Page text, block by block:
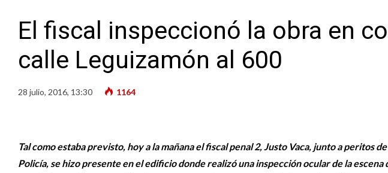
El fiscal inspeccionó la obra en
calle Leguizamón al 600
28 julio, 2016, 13:30 1164
Tal como estaba previsto, hoy a la mañana el fiscal penal 2, Justo Vaca, junto a peritos
Policía, se hizo presente en el edificio donde realizó una inspección ocular de la